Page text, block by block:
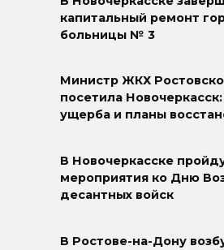
капитальный ремонт
больницы № 3
Министр ЖКХ
посетила
ущерба и планы
В Новочеркасске
мероприятия ко Дню
десантных войск
В Ростове-на-Дону